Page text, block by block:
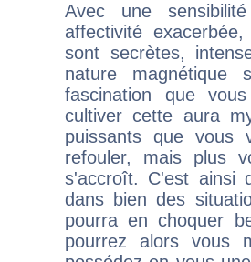
Avec une
affectivité
sont secrètes,
nature magnétique
fascination que
cultiver cette aura
puissants que vous
refouler, mais plus
s'accroît. C'est ainsi
dans bien des
pourra en choquer
pourrez alors vous